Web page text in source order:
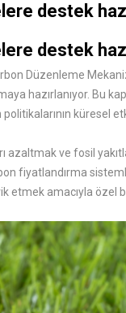
destek
destek
Düzenleme
hazırlanıyor. Bu
küresel
ve fosil
fiyatlandırma
amacıyla özel